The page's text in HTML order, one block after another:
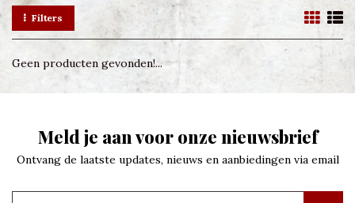
Filters
Geen producten gevonden!...
Meld je aan voor onze nieuwsbrief
Ontvang de laatste updates, nieuws en aanbiedingen via email